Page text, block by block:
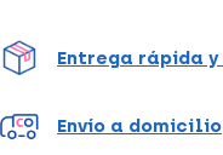
Entrega rápida
Envío a domicilio